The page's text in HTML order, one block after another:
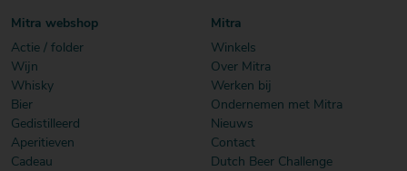
Mitra webshop
Actie / folder
Wijn
Whisky
Bier
Gedistilleerd
Aperitieven
Cadeau
Mitra
Winkels
Over Mitra
Werken bij
Ondernemen met Mitra
Nieuws
Contact
Dutch Beer Challenge